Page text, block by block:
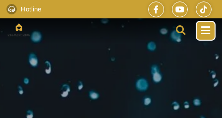
Hotline